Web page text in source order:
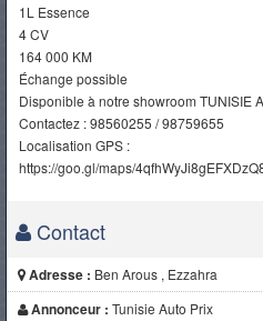
1L Essence
4 CV
164 000 KM
Échange possible
Disponible à notre showroom TUNISIE
Contactez : 98560255 / 98759655
Localisation GPS :
https://goo.gl/maps/
Contact
Adresse : Ben Arous , Ezzahra
Annonceur : Tunisie Auto Prix